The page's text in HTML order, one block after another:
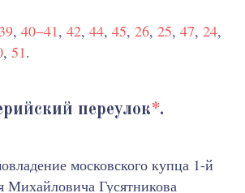
39, 40−41, 42, 44, 45, 26, 25, 47, 24,
, 51.
переулок*.
московского купца 1-й
Михайловича Гусятникова